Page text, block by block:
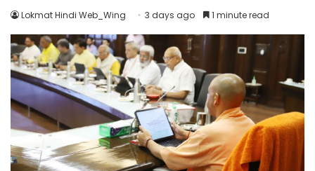
Lokmat Hindi Web_Wing 3 days ago 1 minute read